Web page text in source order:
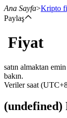
Vadeli İşlemler
Ana Sayfa>Kripto
Paylaş
Fiyat
satın almaktan
bakın.
Veriler saat
(undefined)